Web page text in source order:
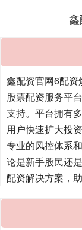
鑫配资官网6配
股票配资服务平
支持。平台拥有
用户快速扩大投
专业的风控体系
论是新手股民还
配资解决方案，